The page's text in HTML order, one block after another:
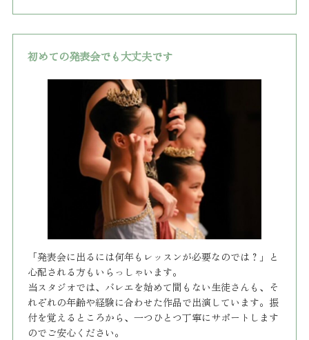
初めての発表会でも大丈夫です
「発表会に出るには何年もレッスンが必要なのでは？」と
心配される方もいらっしゃいます。
当スタジオでは、バレエを始めて間もない生徒さんも、そ
れぞれの年齢や経験に合わせた作品で出演しています。振
付を覚えるところから、一つひとつ丁寧にサポートします
のでご安心ください。